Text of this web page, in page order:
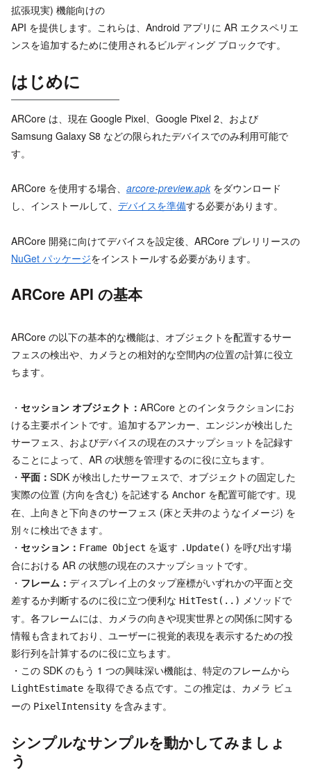
拡張現実) 機能向けの
API を提供します。これらは、Android アプリに AR エクスペリエ
ンスを追加するために使用されるビルディング ブロックです。
はじめに
ARCore は、現在 Google Pixel、Google Pixel 2、および
Samsung Galaxy S8 などの限られたデバイスでのみ利用可能で
す。
ARCore を使用する場合、 arcore-preview.apk をダウンロード
し、インストールして、 デバイスを準備する必要があります。
ARCore 開発に向けてデバイスを設定後、ARCore プレリリースの
NuGet パッケージをインストールする必要があります。
ARCore API の基本
ARCore の以下の基本的な機能は、オブジェクトを配置するサー
フェスの検出や、カメラとの相対的な空間内の位置の計算に役立
ちます。
・ セッション オブジェクト： ARCore とのインタラクションにお
ける主要ポイントです。追加するアンカー、エンジンが検出した
サーフェス、およびデバイスの現在のスナップショットを記録す
ることによって、AR の状態を管理するのに役に立ちます。
・ 平面： SDK が検出したサーフェスで、オブジェクトの固定した
実際の位置 (方向を含む) を記述する Anchor を配置可能です。現
在、上向きと下向きのサーフェス (床と天井のようなイメージ) を
別々に検出できます。
・ セッション： Frame Object を返す .Update() を呼び出す場
合における AR の状態の現在のスナップショットです。
・ フレーム： ディスプレイ上のタップ座標がいずれかの平面と交
差するか判断するのに役に立つ便利な HitTest(..)
メソッドで
す。各フレームには、カメラの向きや現実世界との関係に関する
情報も含まれており、ユーザーに視覚的表現を表示するための投
影行列を計算するのに役に立ちます。
・この SDK のもう 1 つの興味深い機能は、特定のフレームから
LightEstimate を取得できる点です。この推定は、カメラ ビュ
ーの PixelIntensity を含みます。
シンプルなサンプルを動かしてみましょ
う